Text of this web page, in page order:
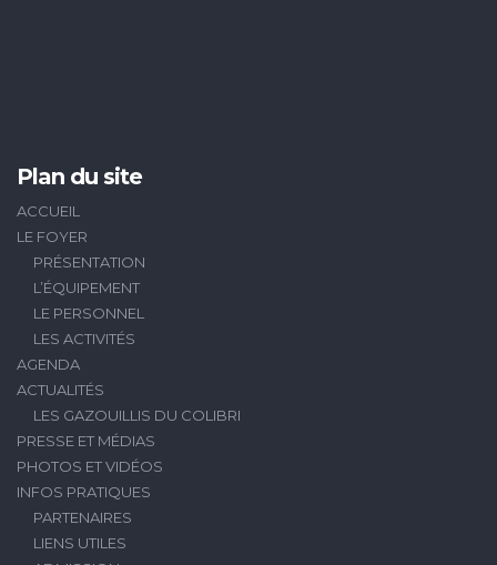
Plan du site
ACCUEIL
LE FOYER
PRÉSENTATION
L’ÉQUIPEMENT
LE PERSONNEL
LES ACTIVITÉS
AGENDA
ACTUALITÉS
LES GAZOUILLIS DU COLIBRI
PRESSE ET MÉDIAS
PHOTOS ET VIDÉOS
INFOS PRATIQUES
PARTENAIRES
LIENS UTILES